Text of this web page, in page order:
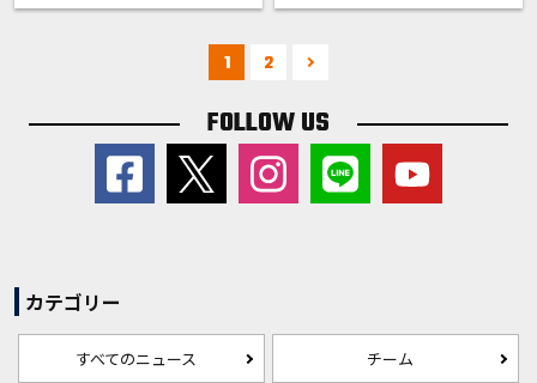
1 2
FOLLOW US
カテゴリー
すべてのニュース チーム